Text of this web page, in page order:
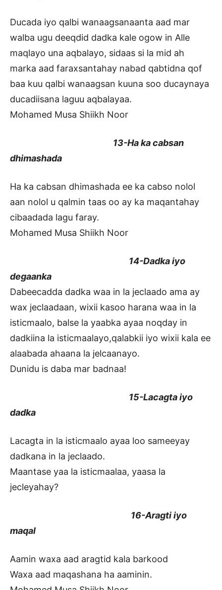
Ducada iyo qalbi wanaagsanaanta aad mar
walba ugu deeqdid dadka kale ogow in Alle
maqlayo una aqbalayo, sidaas si la mid ah
marka aad faraxsantahay nabad qabtidna qof
baa kuu qalbi wanaagsan kuuna soo ducaynaya
ducadiisana laguu aqbalayaa.
Mohamed Musa Shiikh Noor
13-Ha ka cabsan
dhimashada
Ha ka cabsan dhimashada ee ka cabso nolol
aan nolol u qalmin taas oo ay ka maqantahay
cibaadada lagu faray.
Mohamed Musa Shiikh Noor
14-Dadka iyo
degaanka
Dabeecadda dadka waa in la jeclaado ama ay
wax jeclaadaan, wixii kasoo harana waa in la
isticmaalo, balse la yaabka ayaa noqday in
dadkiina la isticmaalayo,qalabkii iyo wixii kala ee
alaabada ahaana la jelcaanayo.
Dunidu is daba mar badnaa!
15-Lacagta iyo
dadka
Lacagta in la isticmaalo ayaa loo sameeyay
dadkana in la jeclaado.
Maantase yaa la isticmaalaa, yaasa la
jecleyahay?
16-Aragti iyo
maqal
Aamin waxa aad aragtid kala barkood
Waxa aad maqashana ha aaminin.